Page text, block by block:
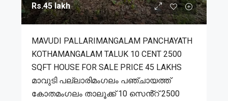
Rs.45 lakh
MAVUDI PALLARIMANGALAM PANCHAYATH
KOTHAMANGALAM TALUK 10 CENT 2500
SQFT HOUSE FOR SALE PRICE 45 LAKHS
മാവുടി പല്ലാരിമംഗലം പഞ്ചായത്ത്
കോതമംഗലം താലൂക്ക് 10 സെൻ്റ് 2500